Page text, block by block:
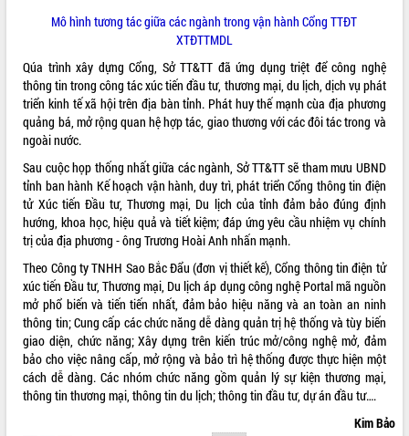
Thường trực HĐND tỉnh Đắk Lắk gặp
mặt Đoàn chuyên gia y tế TP. Hồ Chí
Lễ truy điệu và an táng hài cốt liệt sĩ
tại Nghĩa trang Liệt sĩ xã Sơn Hòa
Bàn giải pháp tháo gỡ khó khăn trong
xuất khẩu sầu riêng và triển khai quy
Thứ trưởng Bộ Nông nghiệp và Môi
trường Nguyễn Hoàng Hiệp khảo sát
vùng trồng và doanh nghiệp đóng gói
sầu riêng tại Đắk Lắk
Trình diễn nghệ thuật chế biến các
món ăn từ sầu riêng
Đắk Lắk công bố Quy hoạch và xúc
tiến đầu tư tỉnh
Ngành cá ngừ Đắk Lắk chủ động thích
ứng để giữ vững thị trường xuất khẩu
Diễn đàn Kinh tế tư nhân Việt Nam đột
phá cơ chế - Hợp tác công tư
THỐNG KÊ TRUY CẬP
Hôm nay: 24035
Tất cả: 66069358
Mô hình tương tác giữa các ngành trong vận hành Cổng TTĐT
XTĐTTMDL
Qúa trình xây dựng Cổng, Sở TT&TT đã ứng dụng triệt để công nghệ
thông tin trong công tác xúc tiến đầu tư, thương mại, du lịch, dịch vụ phát
triển kinh tế xã hội trên địa bàn tỉnh. Phát huy thế mạnh cùa địa phương
quảng bá, mở rộng quan hệ hợp tác, giao thương với các đôi tác trong và
ngoài nước.
Sau cuộc họp thống nhất giữa các ngành, Sở TT&TT sẽ tham mưu UBND
tỉnh ban hành Kế hoạch vận hành, duy trì, phát triển Cổng thông tin điện
tử Xúc tiến Đầu tư, Thương mại, Du lịch của tỉnh đảm bảo đúng định
hướng, khoa học, hiệu quả và tiết kiệm; đáp ứng yêu cầu nhiệm vụ chính
trị của địa phương - ông Trương Hoài Anh nhấn mạnh.
Theo Công ty TNHH Sao Bắc Đẩu (đơn vị thiết kế), Cổng thông tin điện tử
xúc tiến Đầu tư, Thương mại, Du lịch áp dụng công nghệ Portal mã nguồn
mở phổ biến và tiến tiến nhất, đảm bảo hiệu năng và an toàn an ninh
thông tin; Cung cấp các chức năng dễ dàng quản trị hệ thống và tùy biến
giao diện, chức năng; Xây dựng trên kiến trúc mở/công nghệ mở, đảm
bảo cho việc nâng cấp, mở rộng và bảo trì hệ thống được thực hiện một
cách dễ dàng. Các nhóm chức năng gồm quản lý sự kiện thương mại,
thông tin thương mại, thông tin du lịch; thông tin đầu tư, dự án đầu tư….
Kim Bảo